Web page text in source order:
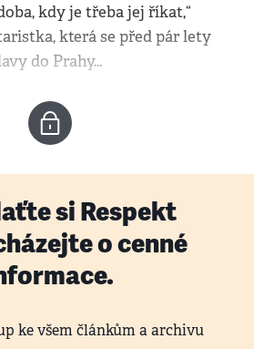
kdy je třeba jej říkat,“
která se před pár lety
do Prahy…
si Respekt
o cenné
ke všem článkům a archivu